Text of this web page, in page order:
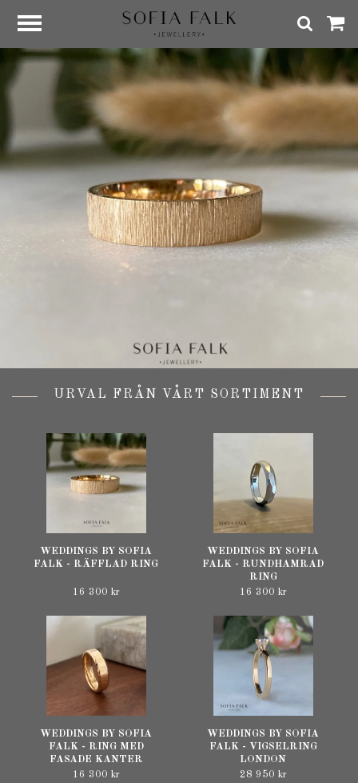
URVAL FRÅN VÅRT SORTIMENT
WEDDINGS BY SOFIA
FALK - RÄFFLAD RING
16 300 kr
WEDDINGS BY SOFIA
FALK - RUNDHAMRAD
RING
16 300 kr
WEDDINGS BY SOFIA
FALK - RING MED
FASADE KANTER
16 300 kr
WEDDINGS BY SOFIA
FALK - VIGSELRING
LONDON
28 950 kr